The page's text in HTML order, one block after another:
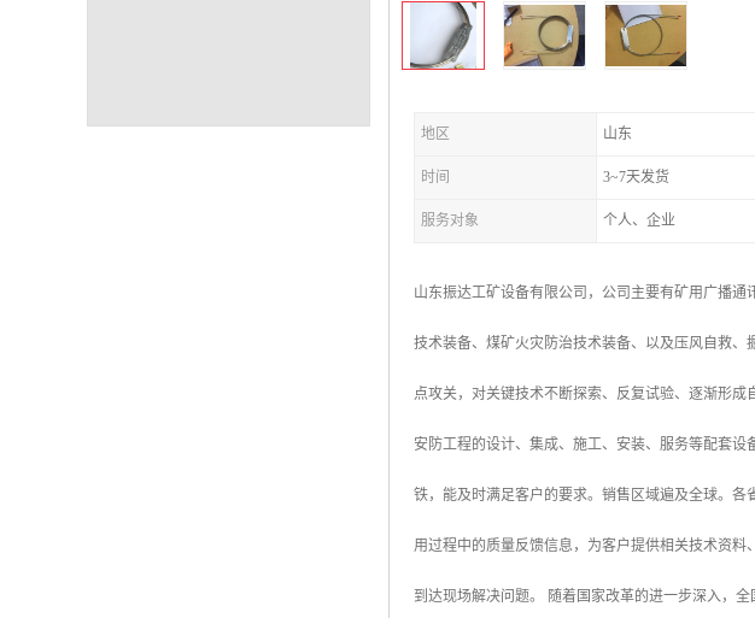
地区 山东
时间 3~7天发货
服务对象 个人、企业
山东振达工矿设备有限公司，公司主要有矿用广播
技术装备、煤矿火灾防治技术装备、以及压风自救
点攻关，对关键技术不断探索、反复试验、逐渐形
安防工程的设计、集成、施工、安装、服务等配套
铁，能及时满足客户的要求。销售区域遍及全球。
用过程中的质量反馈信息，为客户提供相关技术资
到达现场解决问题。 随着国家改革的进一步深入，